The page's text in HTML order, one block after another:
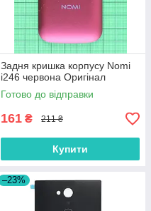
Задня кришка корпусу Nomi
i246 червона Оригінал
Готово до відправки
161 ₴ 211 ₴
Купити
–23%